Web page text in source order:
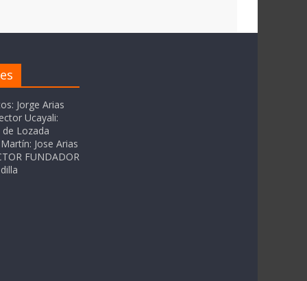
Jorge Arias
Ucayali:
Lozada
Jose Arias
FUNDADOR